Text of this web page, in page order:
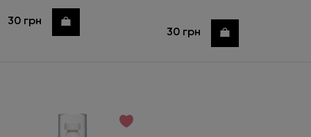
30 грн Купить
30 грн Купить